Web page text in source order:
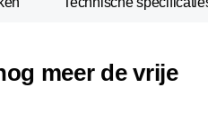
meer de vrije